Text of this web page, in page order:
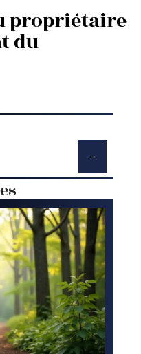
propriétaire
du